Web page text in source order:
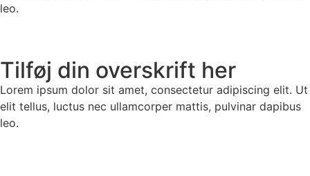
leo.
Tilføj din overskrift her
Lorem ipsum dolor sit amet, consectetur adipiscing elit. Ut
elit tellus, luctus nec ullamcorper mattis, pulvinar dapibus
leo.